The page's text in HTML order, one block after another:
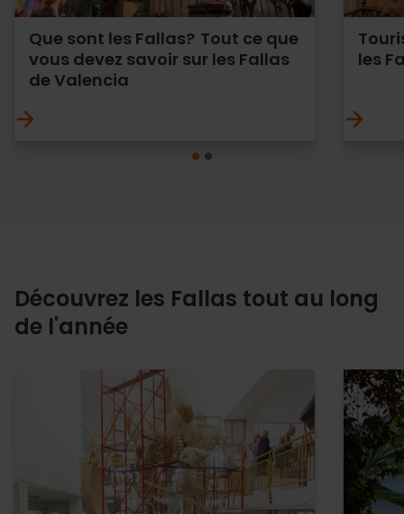
Que sont les Fallas? Tout ce que
vous devez savoir sur les Fallas
de Valencia
les
Découvrez les Fallas tout au long
de l'année